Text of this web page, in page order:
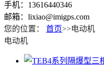
手机：13616440346
邮箱：lixiao@imigps.com
您的位置：
首页>>电动机
电动机